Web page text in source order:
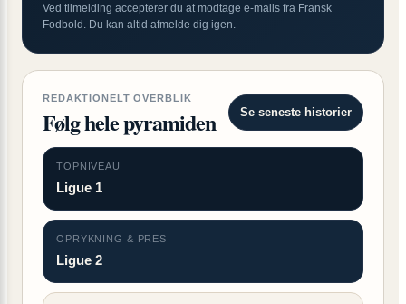
Ved tilmelding accepterer du at modtage e-mails fra Fransk
Fodbold. Du kan altid afmelde dig igen.
REDAKTIONELT OVERBLIK
Følg hele pyramiden Se seneste historier
TOPNIVEAU
Ligue 1
OPRYKNING & PRES
Ligue 2